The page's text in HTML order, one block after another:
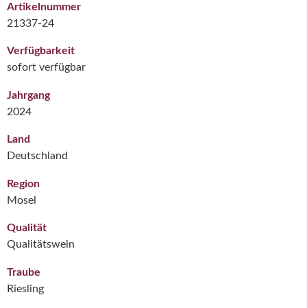
Artikelnummer
21337-24
Verfügbarkeit
sofort verfügbar
Jahrgang
2024
Land
Deutschland
Region
Mosel
Qualität
Qualitätswein
Traube
Riesling